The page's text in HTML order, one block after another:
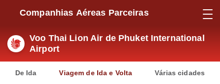
Companhias Aéreas Parceiras
Voo Thai Lion Air de Phuket International
Airport
De Ida Viagem de Ida e Volta Várias cidades